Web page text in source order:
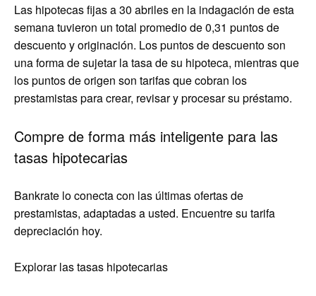
Las hipotecas fijas a 30 abriles en la indagación de esta
semana tuvieron un total promedio de 0,31 puntos de
descuento y originación. Los puntos de descuento son
una forma de sujetar la tasa de su hipoteca, mientras que
los puntos de origen son tarifas que cobran los
prestamistas para crear, revisar y procesar su préstamo.
Compre de forma más inteligente para las
tasas hipotecarias
Bankrate lo conecta con las últimas ofertas de
prestamistas, adaptadas a usted. Encuentre su tarifa
depreciación hoy.
Explorar las tasas hipotecarias